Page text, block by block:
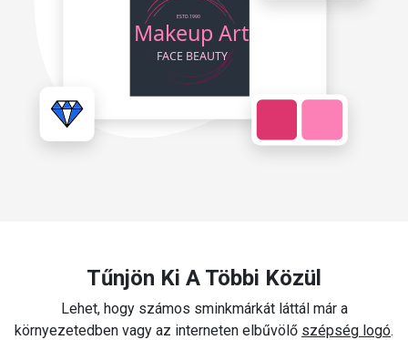
Tűnjön Ki A Többi Közül
Lehet, hogy számos sminkmárkát láttál már a
környezetedben vagy az interneten elbűvölő szépség logó.